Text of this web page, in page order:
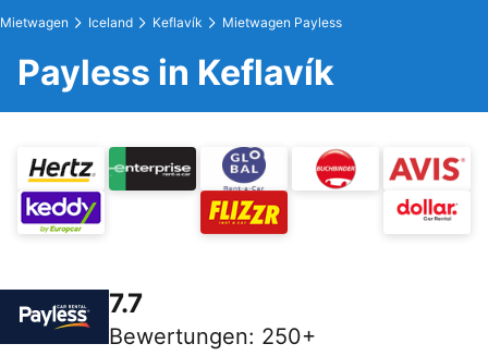
Mietwagen Iceland Keflavík Mietwagen Payless
Payless in Keflavík
7.7
Bewertungen: 250+